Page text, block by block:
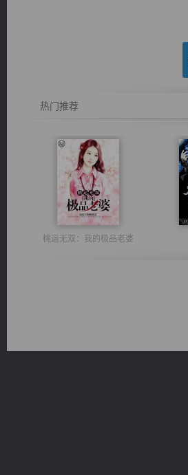
热门推荐
桃运无双：我的极品老婆